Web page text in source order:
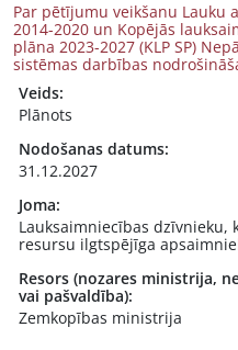
Par pētījumu veikšanu Lauku
2014-2020 un Kopējās
plāna 2023-2027 (KLP SP)
sistēmas darbības
Veids:
Plānots
Nodošanas datums:
31.12.2027
Joma:
Lauksaimniecības
resursu ilgtspējīga
Resors (nozares ministrija,
vai pašvaldība):
Zemkopības ministrija